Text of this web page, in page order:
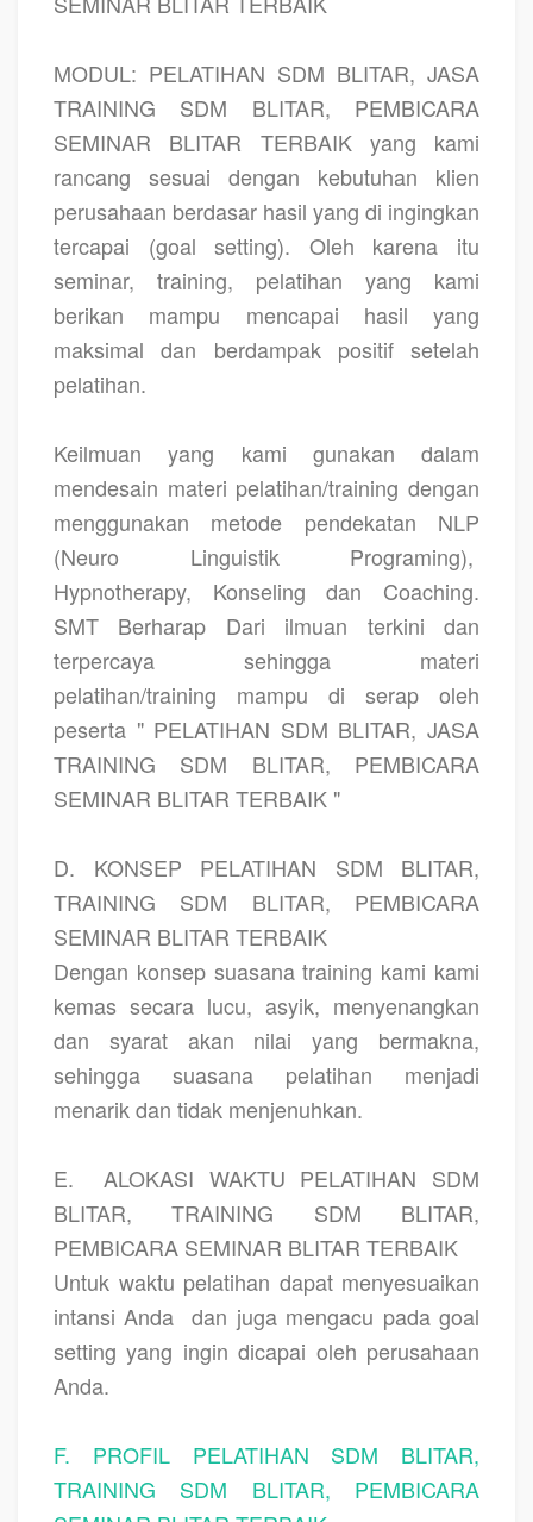
MODUL: PELATIHAN SDM BLITAR, JASA
TRAINING SDM BLITAR, PEMBICARA
SEMINAR BLITAR TERBAIK yang kami
rancang sesuai dengan kebutuhan klien
perusahaan berdasar hasil yang di ingingkan
tercapai (goal setting). Oleh karena itu
seminar, training, pelatihan yang kami
berikan mampu mencapai hasil yang
maksimal dan berdampak positif setelah
pelatihan.
Keilmuan yang kami gunakan dalam
mendesain materi pelatihan/training dengan
menggunakan metode pendekatan NLP
(Neuro Linguistik Programing),
Hypnotherapy, Konseling dan Coaching.
SMT Berharap Dari ilmuan terkini dan
terpercaya sehingga materi
pelatihan/training mampu di serap oleh
peserta " PELATIHAN SDM BLITAR, JASA
TRAINING SDM BLITAR, PEMBICARA
SEMINAR BLITAR TERBAIK "
D. KONSEP PELATIHAN SDM BLITAR,
TRAINING SDM BLITAR, PEMBICARA
SEMINAR BLITAR TERBAIK
Dengan konsep suasana training kami kami
kemas secara lucu, asyik, menyenangkan
dan syarat akan nilai yang bermakna,
sehingga suasana pelatihan menjadi
menarik dan tidak menjenuhkan.
E.
ALOKASI WAKTU PELATIHAN SDM
BLITAR, TRAINING SDM BLITAR,
PEMBICARA SEMINAR BLITAR TERBAIK
Untuk waktu pelatihan dapat menyesuaikan
intansi Anda dan juga mengacu pada goal
setting yang ingin dicapai oleh perusahaan
Anda.
F. PROFIL PELATIHAN SDM BLITAR,
TRAINING SDM BLITAR, PEMBICARA